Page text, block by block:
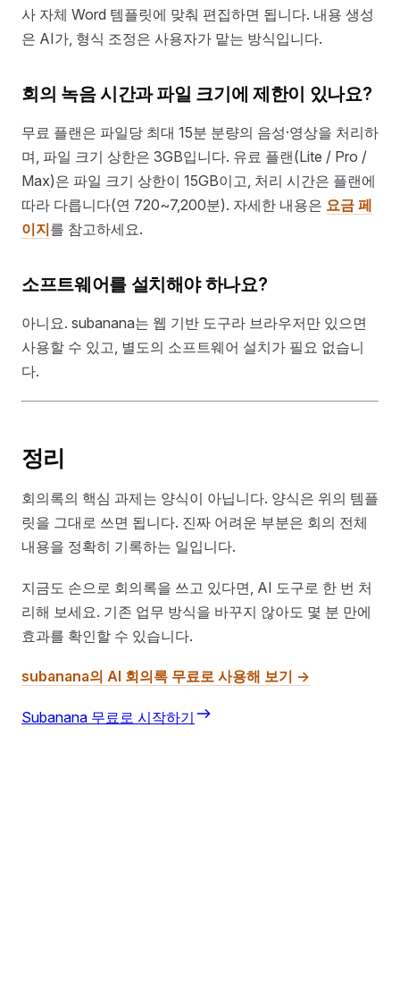
사 자체 Word 템플릿에 맞춰 편집하면 됩니다. 내용 생성
은 AI가, 형식 조정은 사용자가 맡는 방식입니다.
회의 녹음 시간과 파일 크기에 제한이 있나요?
무료 플랜은 파일당 최대 15분 분량의 음성·영상을 처리하
며, 파일 크기 상한은 3GB입니다. 유료 플랜(Lite / Pro /
Max)은 파일 크기 상한이 15GB이고, 처리 시간은 플랜에
따라 다릅니다(연 720~7,200분). 자세한 내용은 요금 페
이지를 참고하세요.
소프트웨어를 설치해야 하나요?
아니요. subanana는 웹 기반 도구라 브라우저만 있으면
사용할 수 있고, 별도의 소프트웨어 설치가 필요 없습니
다.
정리
회의록의 핵심 과제는 양식이 아닙니다. 양식은 위의 템플
릿을 그대로 쓰면 됩니다. 진짜 어려운 부분은 회의 전체
내용을 정확히 기록하는 일입니다.
지금도 손으로 회의록을 쓰고 있다면, AI 도구로 한 번 처
리해 보세요. 기존 업무 방식을 바꾸지 않아도 몇 분 만에
효과를 확인할 수 있습니다.
subanana의 AI 회의록 무료로 사용해 보기 →
Subanana 무료로 시작하기